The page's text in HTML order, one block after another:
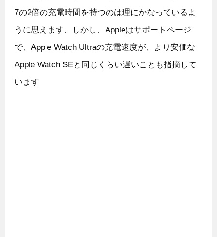
7の2倍の充電時間を持つのは理にかなっているよ
うに思えます、しかし、Appleはサポートページ
で、Apple Watch Ultraの充電速度が、より安価な
Apple Watch SEと同じくらい遅いことも指摘して
います